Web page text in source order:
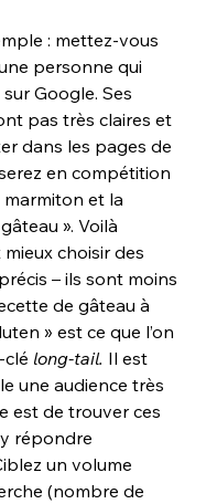
: mettez-vous
personne qui
sur Google. Ses
pas très claires et
dans les pages de
en compétition
marmiton et la
». Voilà
choisir des
– ils sont moins
de gâteau à
» est ce que l’on
long-tail. Il est
une audience très
est de trouver ces
répondre
un volume
(nombre de